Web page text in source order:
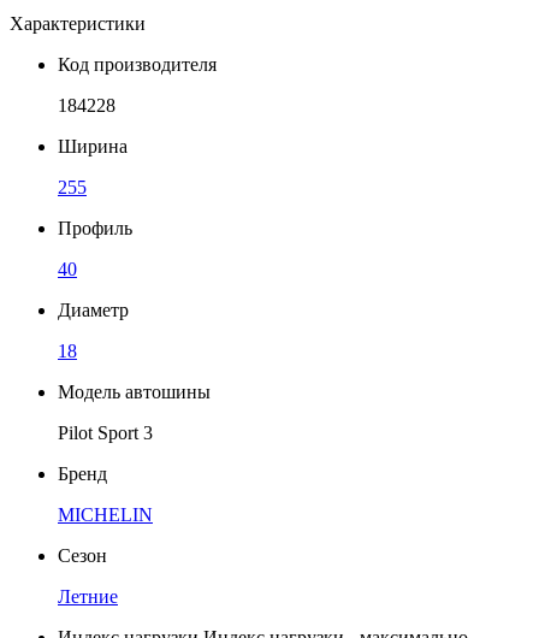
Характеристики
Код производителя
184228
Ширина
255
Профиль
40
Диаметр
18
Модель автошины
Pilot Sport 3
Бренд
MICHELIN
Сезон
Летние